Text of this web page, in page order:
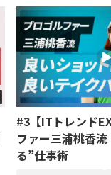
#3【ITトレンド
ファー三浦桃香
る”仕事術